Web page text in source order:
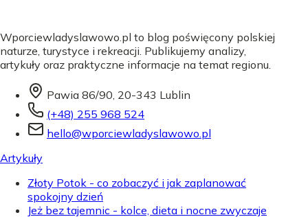
Wporciewladyslawowo.pl to blog poświęcony polskiej
naturze, turystyce i rekreacji. Publikujemy analizy,
artykuły oraz praktyczne informacje na temat regionu.
Pawia 86/90, 20-343 Lublin
(+48) 255 968 524
hello@wporciewladyslawowo.pl
Artykuły
Złoty Potok - co zobaczyć i jak zaplanować
spokojny dzień
Jeż bez tajemnic - kolce, dieta i nocne zwyczaje